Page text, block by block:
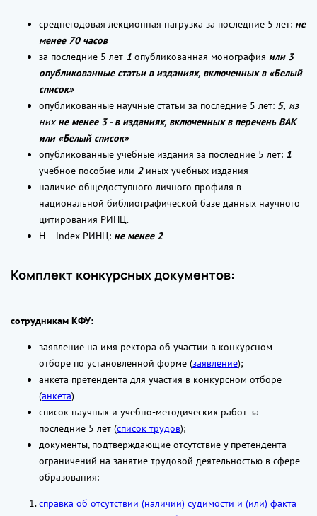
среднегодовая лекционная нагрузка за последние 5 лет: не
менее 70 часов
за последние 5 лет 1 опубликованная монография или 3
опубликованные статьи в изданиях, включенных в «Белый
список»
опубликованные научные статьи за последние 5 лет: 5, из
нихне менее 3 - в изданиях, включенных в перечень ВАК
или «Белый список»
опубликованные учебные издания за последние 5 лет: 1
учебное пособие или 2 иных учебных издания
наличие общедоступного личного профиля в
национальной библиографической базе данных научного
цитирования РИНЦ.
H – index РИНЦ: не менее 2
Комплект конкурсных документов:
сотрудникам КФУ:
заявление на имя ректора об участии в конкурсном
отборе по установленной форме (заявление);
анкета претендента для участия в конкурсном отборе
(анкета)
список научных и учебно-методических работ за
последние 5 лет (список трудов);
документы, подтверждающие отсутствие у претендента
ограничений на занятие трудовой деятельностью в сфере
образования:
справка об отсутствии (наличии) судимости и (или) факта